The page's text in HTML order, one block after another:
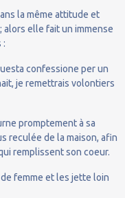
la même attitude et
alors elle fait un immense
:
confessione per un
je remettrais volontiers
promptement à sa
reculée de la maison, afin
remplissent son coeur.
femme et les jette loin